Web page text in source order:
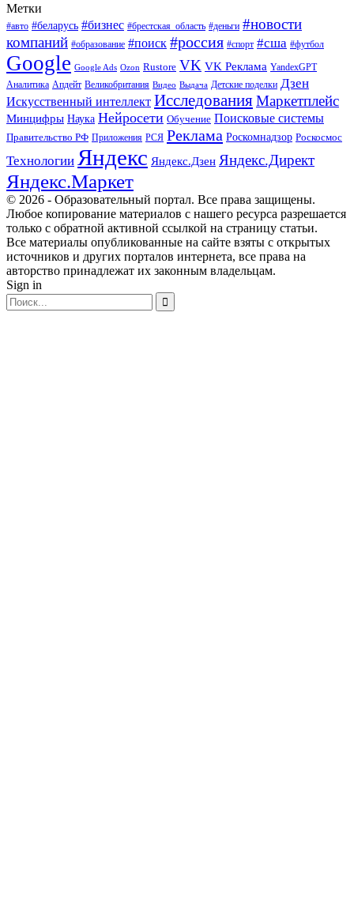
Метки
#авто #беларусь #бизнес #брестская_область #деньги #новости
компаний #образование #поиск #россия #спорт #сша #футбол
Google Google Ads Ozon Rustore VK VK Реклама YandexGPT
Аналитика Апдейт Великобритания Видео Выдача Детские поделки Дзен
Искусственный интеллект ИсследованияМаркетплейс
Минцифры Наука Нейросети Обучение Поисковые системы
Правительство РФ Приложения РСЯ Реклама Роскомнадзор Роскосмос
Технологии Яндекс Яндекс.Дзен Яндекс.Директ
Яндекс.Маркет
© 2026 - Образовательный портал. Все права защищены.
Любое копирование материалов с нашего ресурса разрешается
только с обратной активной ссылкой на страницу статьи.
Все материалы опубликованные на сайте взяты с открытых
источников и других порталов интернета, все права на
авторство принадлежат их законным владельцам.
Sign in